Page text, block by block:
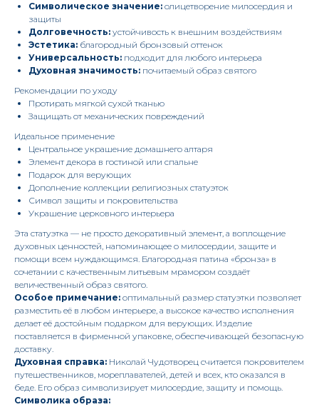
Символическое значение: олицетворение милосердия и
защиты
Долговечность: устойчивость к внешним воздействиям
Эстетика: благородный бронзовый оттенок
Универсальность: подходит для любого интерьера
Духовная значимость: почитаемый образ святого
Рекомендации по уходу
Протирать мягкой сухой тканью
Защищать от механических повреждений
Идеальное применение
Центральное украшение домашнего алтаря
Элемент декора в гостиной или спальне
Подарок для верующих
Дополнение коллекции религиозных статуэток
Символ защиты и покровительства
Украшение церковного интерьера
Эта статуэтка — не просто декоративный элемент, а воплощение
духовных ценностей, напоминающее о милосердии, защите и
помощи всем нуждающимся. Благородная патина «бронза» в
сочетании с качественным литьевым мрамором создаёт
величественный образ святого.
Особое примечание: оптимальный размер статуэтки позволяет
разместить её в любом интерьере, а высокое качество исполнения
делает её достойным подарком для верующих. Изделие
поставляется в фирменной упаковке, обеспечивающей безопасную
доставку.
Духовная справка: Николай Чудотворец считается покровителем
путешественников, мореплавателей, детей и всех, кто оказался в
беде. Его образ символизирует милосердие, защиту и помощь.
Символика образа: